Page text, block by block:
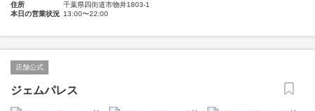
住所
千葉県四街道市物井1803-1
本日の営業状況 13:00〜22:00
店舗公式
ジェムパレス